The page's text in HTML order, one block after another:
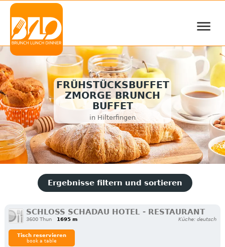
≡
FRÜHSTÜCKSBUFFET
ZMORGE BRUNCH
BUFFET
in Hilterfingen
Ergebnisse filtern und sortieren
SCHLOSS SCHADAU HOTEL - RESTAURANT
3600 Thun 1695 m Küche: deutsch
Tisch reservieren
book a table